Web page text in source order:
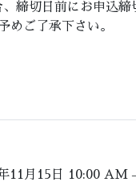
締切日前にお申込締
めご了承下さい。
11月15日 10:00 AM